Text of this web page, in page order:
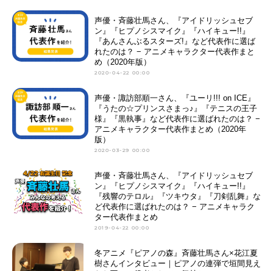
声優・斉藤壮馬さん、『アイドリッシュセブ
ン』『ヒプノシスマイク』『ハイキュー!!』
『あんさんぶるスターズ!』など代表作に選ば
れたのは？ − アニメキャラクター代表作まと
め（2020年版）
2020-04-22 00:00
声優・諏訪部順一さん、『ユーリ!!! on ICE』
『うたの☆プリンスさまっ♪』『テニスの王子
様』『黒執事』など代表作に選ばれたのは？ −
アニメキャラクター代表作まとめ（2020年
版）
2020-03-29 00:00
声優・斉藤壮馬さん、『アイドリッシュセブ
ン』『ヒプノシスマイク』『ハイキュー!!』
『残響のテロル』『ツキウタ』『刀剣乱舞』な
ど代表作に選ばれたのは？ − アニメキャラク
ター代表作まとめ
2019-04-22 00:00
冬アニメ『ピアノの森』斉藤壮馬さん×花江夏
樹さんインタビュー｜ピアノの連弾で垣間見え